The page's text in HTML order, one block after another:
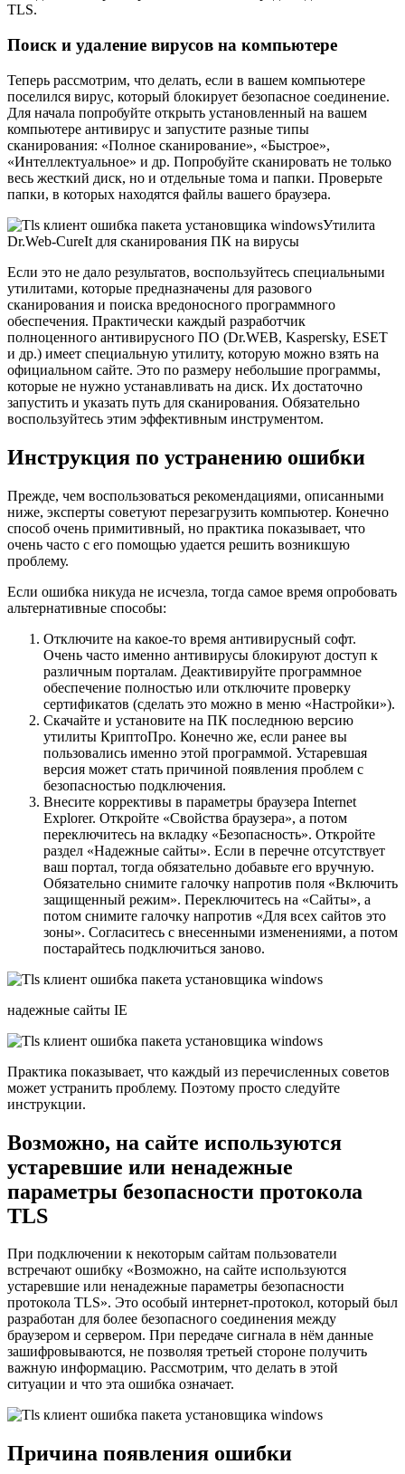
TLS.
Поиск и удаление вирусов на компьютере
Теперь рассмотрим, что делать, если в вашем компьютере
поселился вирус, который блокирует безопасное соединение.
Для начала попробуйте открыть установленный на вашем
компьютере антивирус и запустите разные типы
сканирования: «Полное сканирование», «Быстрое»,
«Интеллектуальное» и др. Попробуйте сканировать не только
весь жесткий диск, но и отдельные тома и папки. Проверьте
папки, в которых находятся файлы вашего браузера.
Утилита
Dr.Web-CureIt для сканирования ПК на вирусы
Если это не дало результатов, воспользуйтесь специальными
утилитами, которые предназначены для разового
сканирования и поиска вредоносного программного
обеспечения. Практически каждый разработчик
полноценного антивирусного ПО (Dr.WEB, Kaspersky, ESET
и др.) имеет специальную утилиту, которую можно взять на
официальном сайте. Это по размеру небольшие программы,
которые не нужно устанавливать на диск. Их достаточно
запустить и указать путь для сканирования. Обязательно
воспользуйтесь этим эффективным инструментом.
Инструкция по устранению ошибки
Прежде, чем воспользоваться рекомендациями, описанными
ниже, эксперты советуют перезагрузить компьютер. Конечно
способ очень примитивный, но практика показывает, что
очень часто с его помощью удается решить возникшую
проблему.
Если ошибка никуда не исчезла, тогда самое время опробовать
альтернативные способы:
Отключите на какое-то время антивирусный софт.
Очень часто именно антивирусы блокируют доступ к
различным порталам. Деактивируйте программное
обеспечение полностью или отключите проверку
сертификатов (сделать это можно в меню «Настройки»).
Скачайте и установите на ПК последнюю версию
утилиты КриптоПро. Конечно же, если ранее вы
пользовались именно этой программой. Устаревшая
версия может стать причиной появления проблем с
безопасностью подключения.
Внесите коррективы в параметры браузера Internet
Explorer. Откройте «Свойства браузера», а потом
переключитесь на вкладку «Безопасность». Откройте
раздел «Надежные сайты». Если в перечне отсутствует
ваш портал, тогда обязательно добавьте его вручную.
Обязательно снимите галочку напротив поля «Включить
защищенный режим». Переключитесь на «Сайты», а
потом снимите галочку напротив «Для всех сайтов это
зоны». Согласитесь с внесенными изменениями, а потом
постарайтесь подключиться заново.
надежные сайты IE
Практика показывает, что каждый из перечисленных советов
может устранить проблему. Поэтому просто следуйте
инструкции.
Возможно, на сайте используются
устаревшие или ненадежные
параметры безопасности протокола
TLS
При подключении к некоторым сайтам пользователи
встречают ошибку «Возможно, на сайте используются
устаревшие или ненадежные параметры безопасности
протокола TLS». Это особый интернет-протокол, который был
разработан для более безопасного соединения между
браузером и сервером. При передаче сигнала в нём данные
зашифровываются, не позволяя третьей стороне получить
важную информацию. Рассмотрим, что делать в этой
ситуации и что эта ошибка означает.
Причина появления ошибки